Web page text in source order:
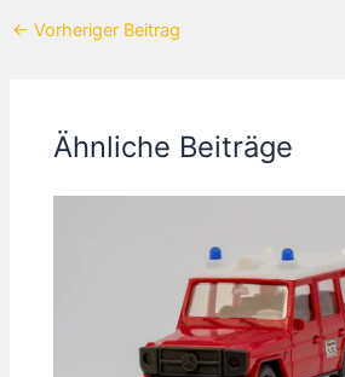
← Vorheriger Beitrag
Ähnliche Beiträge